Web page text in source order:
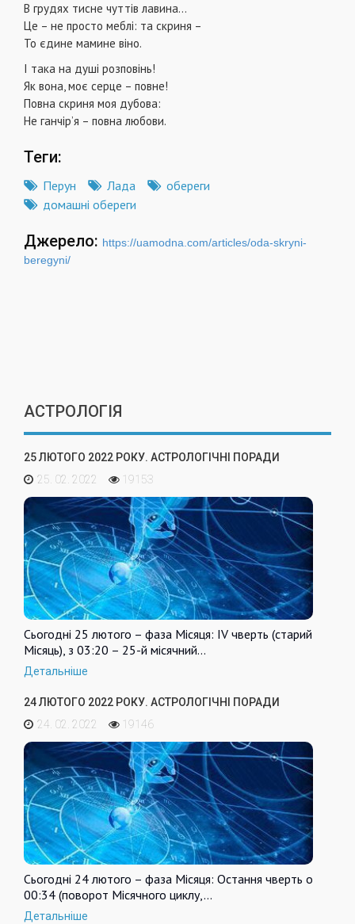
В грудях тисне чуттів лавина…
Це – не просто меблі: та скриня –
То єдине мамине віно.
І така на душі розповінь!
Як вона, моє серце – повне!
Повна скриня моя дубова:
Не ганчір’я – повна любови.
Теги:
Перун Лада
обереги
домашні обереги
Джерело: https://uamodna.com/articles/oda-skryni-
beregyni/
АСТРОЛОГІЯ
25 ЛЮТОГО 2022 РОКУ. АСТРОЛОГІЧНІ ПОРАДИ
25. 02. 2022
19153
Сьогодні 25 лютого – фаза Місяця: IV чверть (старий
Місяць), з 03:20 – 25-й місячний…
Детальніше
24 ЛЮТОГО 2022 РОКУ. АСТРОЛОГІЧНІ ПОРАДИ
24. 02. 2022
19146
Сьогодні 24 лютого – фаза Місяця: Остання чверть о
00:34 (поворот Місячного циклу,…
Детальніше